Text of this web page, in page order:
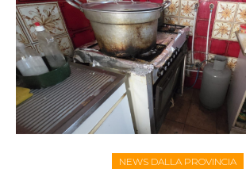
NEWS DALLA PROVINCIA